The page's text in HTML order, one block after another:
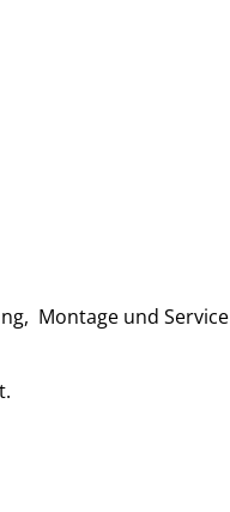
Montage und Service